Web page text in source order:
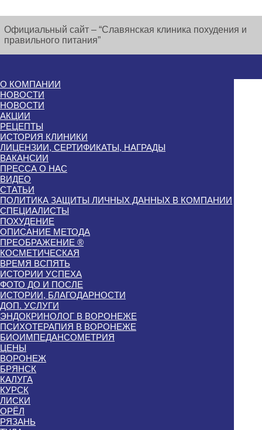
Официальный сайт – “Славянская клиника похудения и
правильного питания”
О КОМПАНИИ
НОВОСТИ
НОВОСТИ
АКЦИИ
РЕЦЕПТЫ
ИСТОРИЯ КЛИНИКИ
ЛИЦЕНЗИИ, СЕРТИФИКАТЫ, НАГРАДЫ
ВАКАНСИИ
ПРЕССА О НАС
ВИДЕО
СТАТЬИ
ПОЛИТИКА ЗАЩИТЫ ЛИЧНЫХ ДАННЫХ В КОМПАНИИ
СПЕЦИАЛИСТЫ
ПОХУДЕНИЕ
ОПИСАНИЕ МЕТОДА
ПРЕОБРАЖЕНИЕ ®
КОСМЕТИЧЕСКАЯ
ВРЕМЯ ВСПЯТЬ
ИСТОРИИ УСПЕХА
ФОТО ДО И ПОСЛЕ
ИСТОРИИ, БЛАГОДАРНОСТИ
ДОП. УСЛУГИ
ЭНДОКРИНОЛОГ В ВОРОНЕЖЕ
ПСИХОТЕРАПИЯ В ВОРОНЕЖЕ
БИОИМПЕДАНСОМЕТРИЯ
ЦЕНЫ
ВОРОНЕЖ
БРЯНСК
КАЛУГА
КУРСК
ЛИСКИ
ОРЁЛ
РЯЗАНЬ